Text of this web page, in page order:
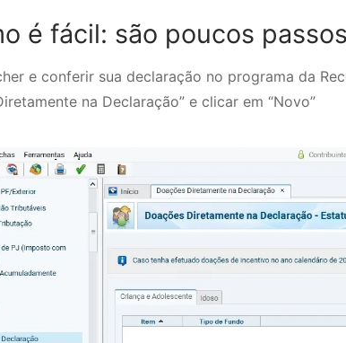
é fácil: são poucos
e conferir sua declaração no programa da
na Declaração” e clicar em “Novo”